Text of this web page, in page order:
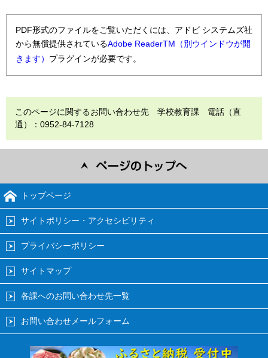
PDF形式のファイルをご覧いただくには、アドビ システムズ社
から無償提供されているAdobe ReaderTM（別ウインドウが開
きます） プラグインが必要です。
このページに関するお問い合わせ先 学校教育課 電話（直
通）：0952-84-7128
トップページ
サイトポリシー・アクセシビリティ
プライバシーポリシー
サイトマップ
各課へのお問い合わせ先一覧
お問い合わせメールフォーム